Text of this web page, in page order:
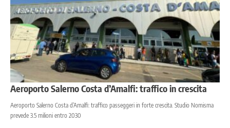
Aeroporto Salerno Costa d’Amalfi: traffico in crescita
Aeroporto Salerno Costa d’Amalfi: traffico passeggeri in forte crescita. Studio Nomisma
prevede 3.5 milioni entro 2030